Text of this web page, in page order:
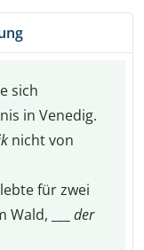
sich
in Venedig.
nicht von
für zwei
Wald,
der